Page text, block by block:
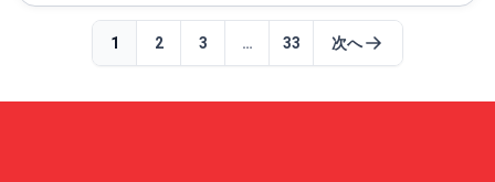
1 2 3 … 33 次へ